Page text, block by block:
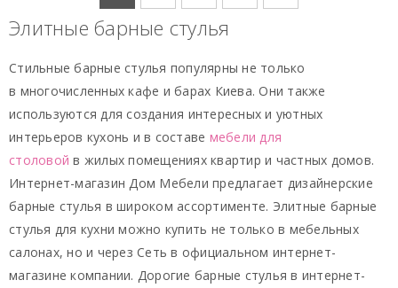
Элитные барные стулья
Стильные барные стулья популярны не только
в многочисленных кафе и барах Киева. Они также
используются для создания интересных и уютных
интерьеров кухонь и в составе мебели для
столовой в жилых помещениях квартир и частных домов.
Интернет-магазин Дом Мебели предлагает дизайнерские
барные стулья в широком ассортименте. Элитные барные
стулья для кухни можно купить не только в мебельных
салонах, но и через Сеть в официальном интернет-
магазине компании. Дорогие барные стулья в интернет-